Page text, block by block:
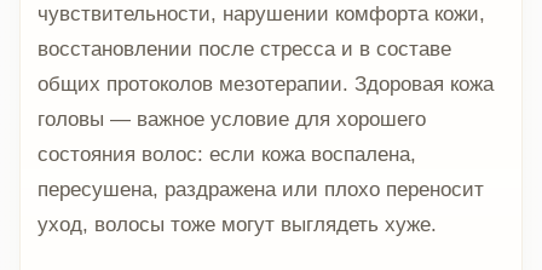
чувствительности, нарушении комфорта кожи,
восстановлении после стресса и в составе
общих протоколов мезотерапии. Здоровая кожа
головы — важное условие для хорошего
состояния волос: если кожа воспалена,
пересушена, раздражена или плохо переносит
уход, волосы тоже могут выглядеть хуже.